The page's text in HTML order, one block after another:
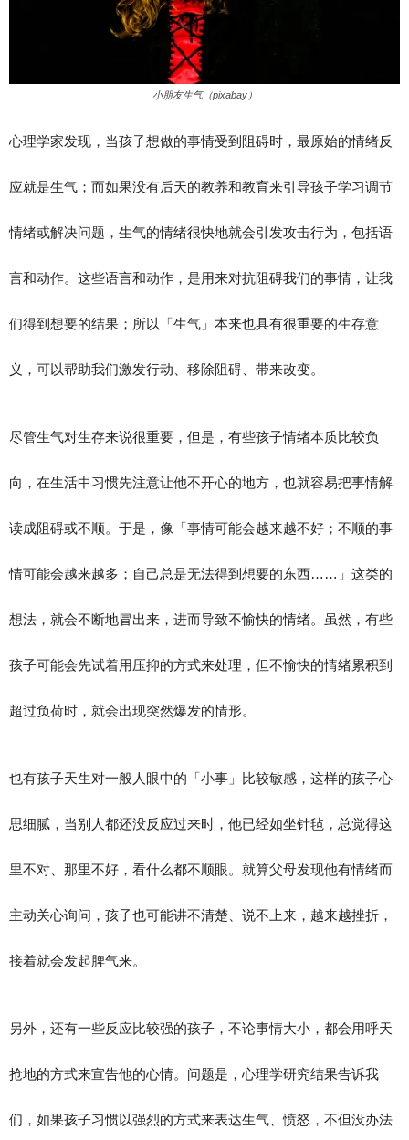
小朋友生气（pixabay）
心理学家发现，当孩子想做的事情受到阻碍时，最原始的情绪反
应就是生气；而如果没有后天的教养和教育来引导孩子学习调节
情绪或解决问题，生气的情绪很快地就会引发攻击行为，包括语
言和动作。这些语言和动作，是用来对抗阻碍我们的事情，让我
们得到想要的结果；所以「生气」本来也具有很重要的生存意
义，可以帮助我们激发行动、移除阻碍、带来改变。
尽管生气对生存来说很重要，但是，有些孩子情绪本质比较负
向，在生活中习惯先注意让他不开心的地方，也就容易把事情解
读成阻碍或不顺。于是，像「事情可能会越来越不好；不顺的事
情可能会越来越多；自己总是无法得到想要的东西……」这类的
想法，就会不断地冒出来，进而导致不愉快的情绪。虽然，有些
孩子可能会先试着用压抑的方式来处理，但不愉快的情绪累积到
超过负荷时，就会出现突然爆发的情形。
也有孩子天生对一般人眼中的「小事」比较敏感，这样的孩子心
思细腻，当别人都还没反应过来时，他已经如坐针毡，总觉得这
里不对、那里不好，看什么都不顺眼。就算父母发现他有情绪而
主动关心询问，孩子也可能讲不清楚、说不上来，越来越挫折，
接着就会发起脾气来。
另外，还有一些反应比较强的孩子，不论事情大小，都会用呼天
抢地的方式来宣告他的心情。问题是，心理学研究结果告诉我
们，如果孩子习惯以强烈的方式来表达生气、愤怒，不但没办法